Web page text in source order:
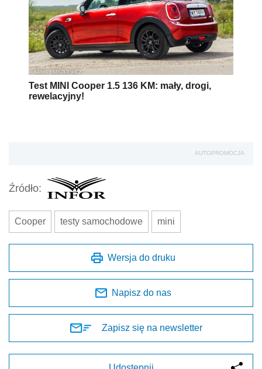
Test MINI Cooper 1.5 136 KM: mały, drogi,
rewelacyjny!
AUTOPROMOCJA
Źródło:
Cooper testy samochodowe mini
Wersja do druku
Napisz do nas
Zapisz się na newsletter